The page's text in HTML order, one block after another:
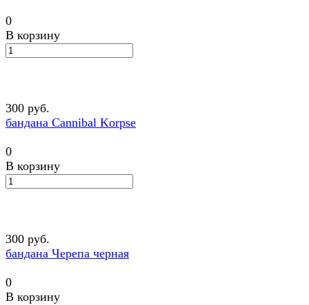
0
В корзину
300 руб.
бандана Cannibal Korpse
0
В корзину
300 руб.
бандана Черепа черная
0
В корзину